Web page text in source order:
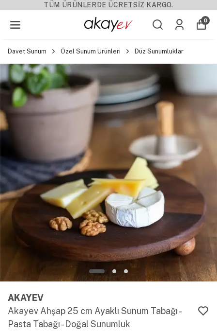
TÜM ÜRÜNLERDE ÜCRETSİZ KARGO.
0
Davet Sunum Özel Sunum Ürünleri Düz Sunumluklar
AKAYEV
Akayev Ahşap 25 cm Ayaklı Sunum Tabağı -
Pasta Tabağı - Doğal Sunumluk